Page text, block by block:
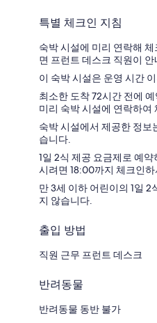
특별 체크인 지침
숙박 시설에 미리 연락해
면 프런트 데스크 직원이
이 숙박 시설은 운영 시간
최소한 도착 72시간 전에
미리 숙박 시설에 연락하여
숙박 시설에서 제공한 정보
습니다.
1일 2식 제공 요금제로 예
시려면 18:00까지 체크인
만 3세 이하 어린이의 1일
지 않습니다.
출입 방법
직원 근무 프런트 데스크
반려동물
반려동물 동반 불가